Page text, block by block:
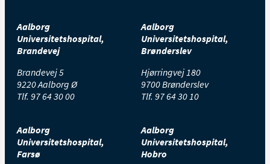
Aalborg
Universitetshospital,
Brandevej
Brandevej 5
9220 Aalborg Ø
Tlf. 97 64 30 00
Aalborg
Universitetshospital,
Brønderslev
Hjørringvej 180
9700 Brønderslev
Tlf. 97 64 30 10
Aalborg
Universitetshospital,
Farsø
Aalborg
Universitetshospital,
Hobro